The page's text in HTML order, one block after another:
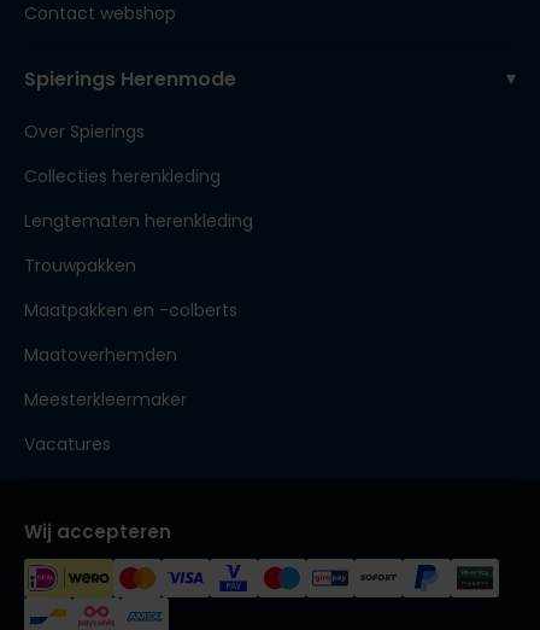
Contact webshop
Spierings Herenmode
Over Spierings
Collecties herenkleding
Lengtematen herenkleding
Trouwpakken
Maatpakken en -colberts
Maatoverhemden
Meesterkleermaker
Vacatures
Wij accepteren